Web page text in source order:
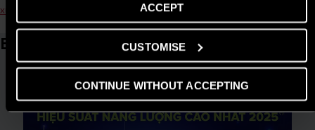
ACCEPT
CUSTOMISE
CONTINUE WITHOUT ACCEPTING
xuyên?
Bài viết liên quan